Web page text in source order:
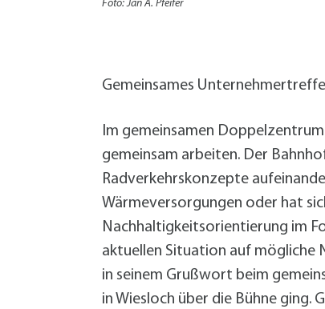
Zahlen und Fakten
Foto: Jan A. Pfeifer
Gemeinsames
Im gemeinsamen
gemeinsam arbeiten. Der
Radverkehrskonzepte
Wärmeversorgungen oder hat
Nachhaltigkeitsorientierung im
aktuellen Situation auf mögliche
in seinem Grußwort beim
in Wiesloch über die Bühne ging.